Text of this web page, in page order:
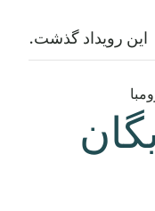
این رویداد گذشت.